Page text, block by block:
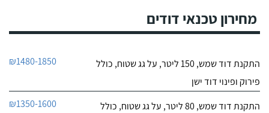
היה לארג' והשאיר נקי
שביט דודי שמש וחשמל בע"מ
לפרטי העסק
דודי שמש" שירות טוב,
חייג עכשיו
מחירון טכנאי דודים
התקנת דוד שמש, 150 ליטר, על גג שטוח, כולל
פירוק ופינוי דוד ישן
₪1480-1850
התקנת דוד שמש, 80 ליטר, על גג שטוח, כולל
₪1350-1600